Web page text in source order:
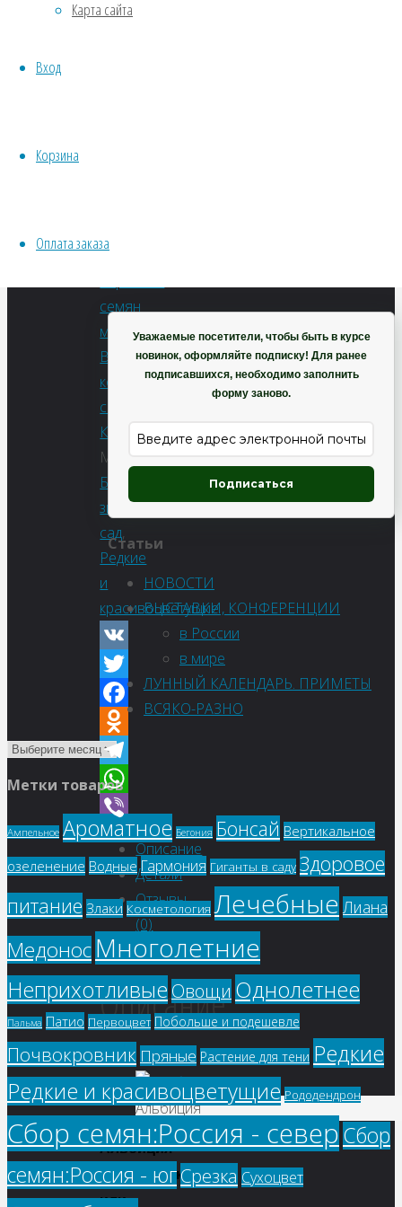
Карта сайта
Вход
Корзина
Оплата заказа
Альбиция
Весь
семян
магазина,
Все
комнатные
семена
Красивоцветущие
Метки:
Бонсай
зимний
сад,
Редкие
и
красивоцветущие
VK
Twitter
Facebook
Odnoklassniki
Telegram
WhatsApp
Viber
Описание
Детали
Отзывы
(0)
Описание
Альбиция
Альбиция
ленкоранская,
или
Хвойники
ИНСТРУМЕНТЫ, ОБОРУДОВАНИЕ
Уважаемые посетители, чтобы быть в курсе
новинок, оформляйте подписку! Для ранее
подписавшихся, необходимо заполнить
форму заново.
Подписаться
Статьи
НОВОСТИ
ВЫСТАВКИ, КОНФЕРЕНЦИИ
в России
в мире
ЛУННЫЙ КАЛЕНДАРЬ. ПРИМЕТЫ
ВСЯКО-РАЗНО
Метки товаров
Ампельное Ароматное Бегония Бонсай Вертикальное
озеленение Водные Гармония Гиганты в саду Здоровое
питание Злаки Косметология Лечебные Лиана
МедоносМноголетние
Неприхотливые Овощи Однолетнее
Пальма Патио Первоцвет Побольше и подешевле
Почвокровник Пряные Растение для тени Редкие
Редкие и красивоцветущие Рододендрон
Сбор семян:Россия - северСбор
семян:Россия - югСрезка Сухоцвет